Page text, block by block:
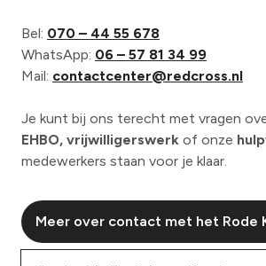
Bel: 070 – 44 55 678
WhatsApp: 06 – 57 81 34 99
Mail: contactcenter@redcross.nl
Je kunt bij ons terecht met vragen
EHBO, vrijwilligerswerk of onze
medewerkers staan voor je klaar.
Meer over contact met het Rode